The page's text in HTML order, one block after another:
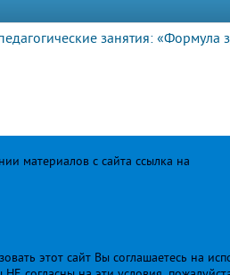
занятия: «Формула
материалов с сайта ссылка на
этот сайт Вы соглашаетесь на